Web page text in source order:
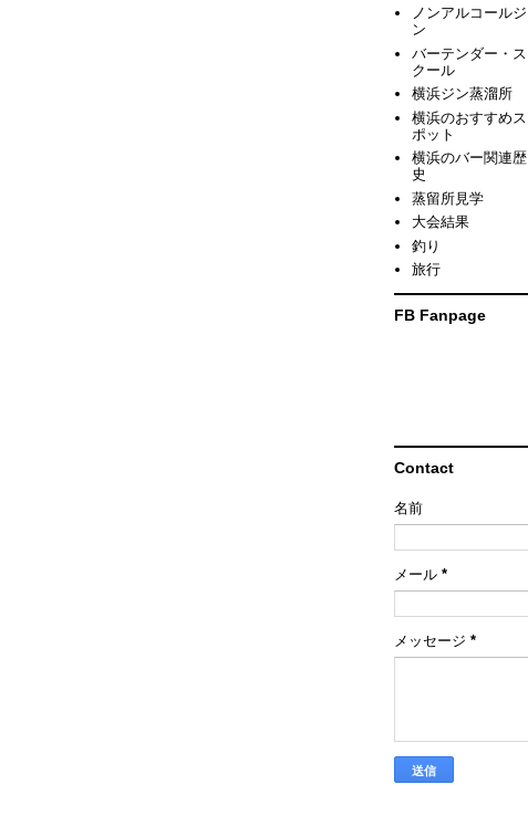
ノンアルコールジ
ン
バーテンダー・ス
クール
横浜ジン蒸溜所
横浜のおすすめス
ポット
横浜のバー関連歴
史
蒸留所見学
大会結果
釣り
旅行
FB Fanpage
Contact
名前
メール *
メッセージ *